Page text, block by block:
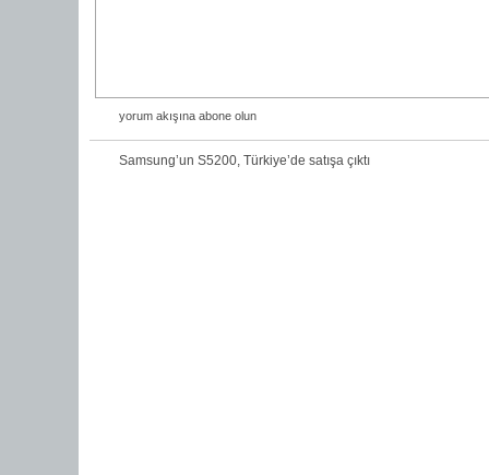
yorum akışına abone olun
Samsung’un S5200, Türkiye’de satışa çıktı